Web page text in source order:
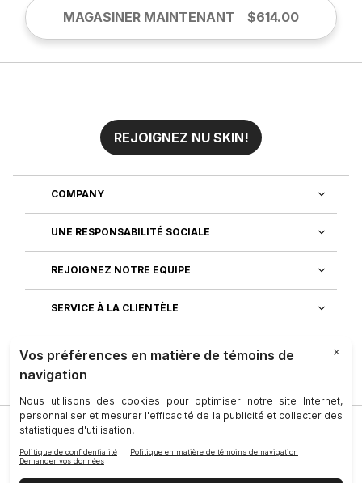
MAGASINER MAINTENANT $614.00
REJOIGNEZ NU SKIN!
COMPANY
UNE RESPONSABILITÉ SOCIALE
REJOIGNEZ NOTRE EQUIPE
SERVICE À LA CLIENTÈLE
Société | Juridique
Conditions D’utilisation
Personne-Ressource |
Confidentialité
Droits des personnes